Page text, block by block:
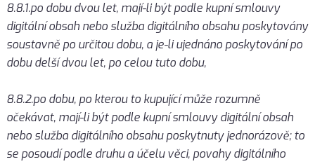
8.8.1.po dobu dvou let, mají-li být podle kupní smlouvy
digitální obsah nebo služba digitálního obsahu poskytovány
soustavně po určitou dobu, a je-li ujednáno poskytování po
dobu delší dvou let, po celou tuto dobu,
8.8.2.po dobu, po kterou to kupující může rozumně
očekávat, mají-li být podle kupní smlouvy digitální obsah
nebo služba digitálního obsahu poskytnuty jednorázově; to
se posoudí podle druhu a účelu věci, povahy digitálního